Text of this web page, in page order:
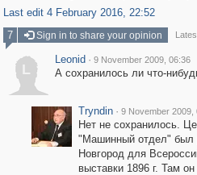
Last edit 4 February 2016, 22:52
7
Sign in to share your opinion
L
Leonid · 9 November 2009, 06:36
А сохранилось ли что-
Tryndin · 9 November 2009,
Нет не сохранилось.
"Машинный отдел" был
Новгород для
выставки 1896 г. Там